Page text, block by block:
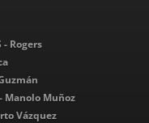
- Rogers
Manolo Muñoz
Vázquez